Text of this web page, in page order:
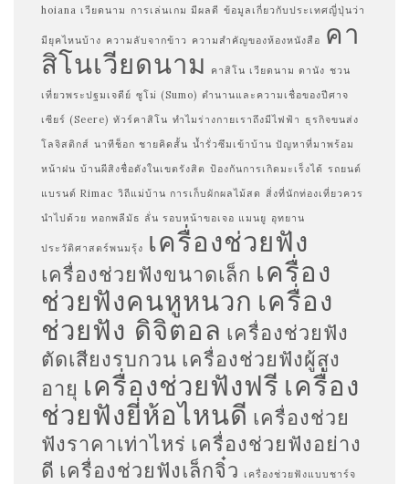
hoiana เวียดนาม การเล่นเกม มีผลดี ข้อมูลเกี่ยวกับประเทศญี่ปุ่นว่า
มียุคไหนบ้าง ความลับจากข้าว ความสำคัญของห้องหนังสือ คา
สิโนเวียดนาม
คาสิโน เวียดนาม ดานัง ชวน
เที่ยวพระปฐมเจดีย์ ซูโม่ (Sumo) ตำนานและความเชื่อของปีศาจ
เซียร์ (Seere) ทัวร์คาสิโน ทำไมร่างกายเราถึงมีไฟฟ้า ธุรกิจขนส่ง
โลจิสติกส์ นาทีช็อก ชายคิดสั้น น้ำรั่วซึมเข้าบ้าน ปัญหาที่มาพร้อม
หน้าฝน บ้านผีสิงชื่อดังในเขตรังสิต ป้องกันการเกิดมะเร็งได้ รถยนต์
แบรนด์ Rimac วิถีแม่บ้าน การเก็บผักผลไม้สด สิ่งที่นักท่องเที่ยวควร
นำไปด้วย หอกพลีมัธ ลั่น รอบหน้าขอเจอ แมนยู อุทยาน
ประวัติศาสตร์พนมรุ้ง เครื่องช่วยฟัง
เครื่องช่วยฟังขนาดเล็ก เครื่อง
ช่วยฟังคนหูหนวก เครื่อง
ช่วยฟัง ดิจิตอล เครื่องช่วยฟัง
ตัดเสียงรบกวน เครื่องช่วยฟังผู้สูง
อายุ เครื่องช่วยฟังฟรี เครื่อง
ช่วยฟังยี่ห้อไหนดี เครื่องช่วย
ฟังราคาเท่าไหร่ เครื่องช่วยฟังอย่าง
ดี เครื่องช่วยฟังเล็กจิ๋ว เครื่องช่วยฟังแบบชาร์จ